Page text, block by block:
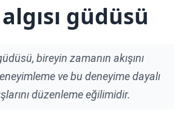
güdüsü
bireyin zamanın akışını
ve bu deneyime dayalı
düzenleme eğilimidir.